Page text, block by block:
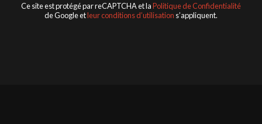
Ce site est protégé par reCAPTCHA et laPolitique de Confidentialité
de Google etleur conditions d’utilisation s’appliquent.